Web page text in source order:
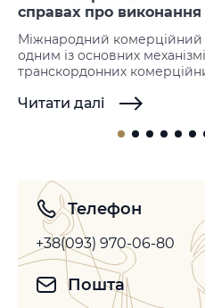
справах про
Міжнародний комерційний
одним із основних
транскордонних
виконання. Саме на цій
допустити або
спору по суті, однак
Читати далі
Телефон
+38(093) 970-06-80
Пошта